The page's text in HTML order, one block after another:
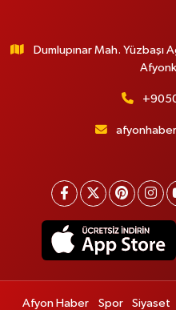
Dumlupınar Mah.
Afyon Haber Spor Siyaset